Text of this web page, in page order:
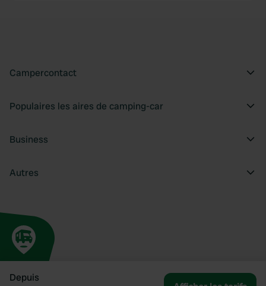
Depuis
Campercontact
Populaires les aires de camping-car
Business
Autres